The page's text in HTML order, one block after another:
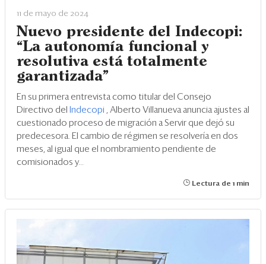
11 de mayo de 2024
Nuevo presidente del Indecopi:
“La autonomía funcional y
resolutiva está totalmente
garantizada”
En su primera entrevista como titular del Consejo
Directivo del
Indecopi
, Alberto Villanueva anuncia ajustes al
cuestionado proceso de migración a Servir que dejó su
predecesora. El cambio de régimen se resolvería en dos
meses, al igual que el nombramiento pendiente de
comisionados y...
Lectura de 1 min